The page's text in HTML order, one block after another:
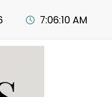
7:06:12 AM